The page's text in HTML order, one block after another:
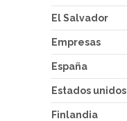
El Salvador
Empresas
España
Estados unidos
Finlandia